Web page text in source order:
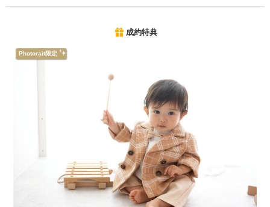
成約特典
Photorait限定